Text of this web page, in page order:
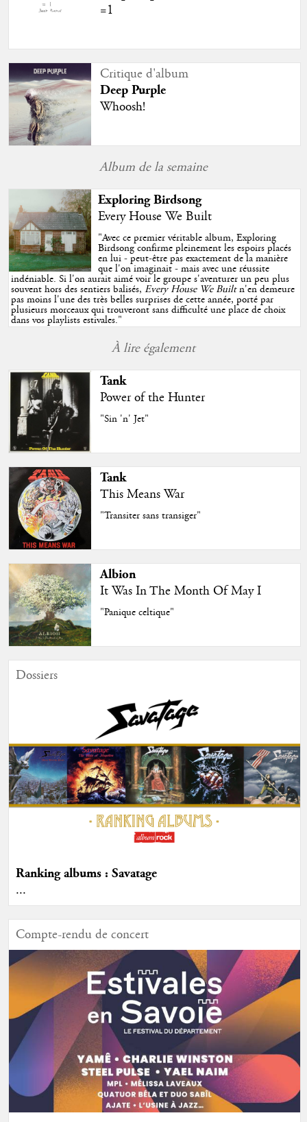
=1
Critique d'album
Deep Purple
Whoosh!
Album de la semaine
Exploring Birdsong
Every House We Built
"Avec ce premier véritable album, Exploring
Birdsong confirme pleinement les espoirs placés
en lui - peut-être pas exactement de la manière
que l'on imaginait - mais avec une réussite
indéniable. Si l'on aurait aimé voir le groupe s'aventurer un peu plus
souvent hors des sentiers balisés,Every House We Builtn'en demeure
pas moins l'une des très belles surprises de cette année, porté par
plusieurs morceaux qui trouveront sans difficulté une place de choix
dans vos playlists estivales."
À lire également
Tank
Power of the Hunter
"Sin 'n' Jet"
Tank
This Means War
"Transiter sans transiger"
Albion
It Was In The Month Of May I
"Panique celtique"
Dossiers
Ranking albums : Savatage
...
Compte-rendu de concert